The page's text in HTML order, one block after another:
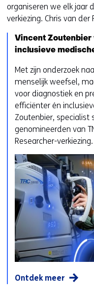
organiseren we elk jaar
verkiezing. Chris van
Vincent Zoutenbier
inclusieve
Met zijn onderzoek
menselijk weefsel,
voor diagnostiek en
efficiënter én
Zoutenbier, specialist
genomineerden van
Researcher-verkiezing.
Ontdek meer